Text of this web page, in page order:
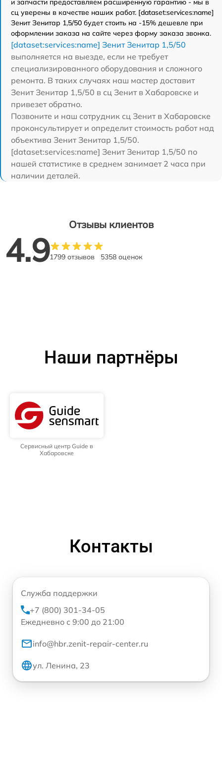
и запчасти предоставляем расширенную гарантию - мы в
сц уверены в качестве наших работ. [dataset:services:name]
Зенит Зенитар 1,5/50 будет стоить на -15% дешевле при
оформлении заказа на сайте через форму заказа звонка.
[dataset:services:name] Зенит Зенитар 1,5/50
выполняется на выезде, если не требует
специализированного оборудования и сложного
ремонта. В таких случаях наш мастер доставит
Зенит Зенитар 1,5/50 в сц Зенит в Хабаровске и
привезет обратно.
Позвоните и наш сотрудник сц Зенит в Хабаровске
проконсультирует и определит стоимость работ над
объектива Зенит Зенитар 1,5/50.
[dataset:services:name] Зенит Зенитар 1,5/50 по
нашей статистике в среднем занимает 2 часа при
наличии деталей.
Отзывы клиентов
4.91799 отзывов 5358 оценок
Наши партнёры
Сервисный центр Guide в
Хабаровске
Контакты
Служба поддержки
+7 (800) 301-34-05
Ежедневно с 9:00 до 21:00
info@hbr.zenit-repair-center.ru
ул. Ленина, 23